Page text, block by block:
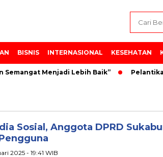
BISNIS INTERNASIONAL KESEHATAN
Menjadi Lebih Baik”
Sosial, Anggota DPRD
2025 - 19:41 WIB